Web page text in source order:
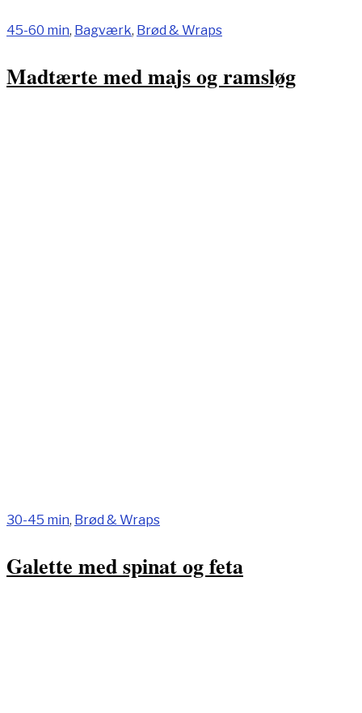
45-60 min, Bagværk, Brød & Wraps
Madtærte med majs og ramsløg
30-45 min, Brød & Wraps
Galette med spinat og feta